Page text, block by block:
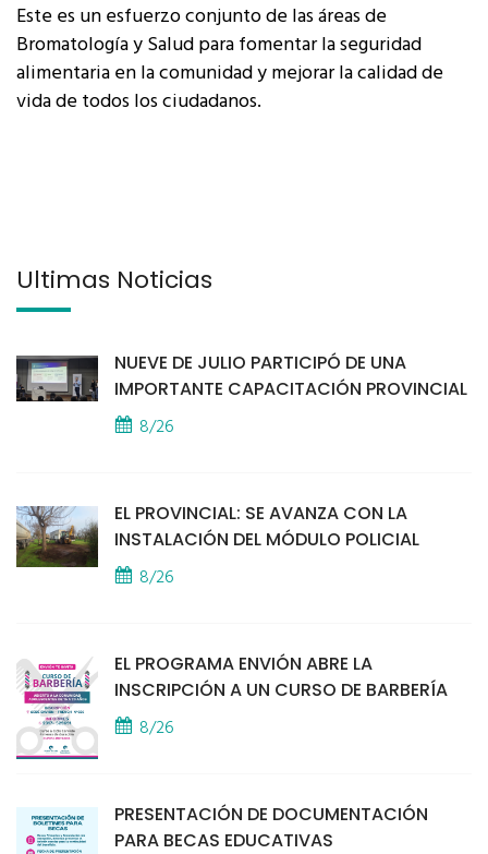
Este es un esfuerzo conjunto de las áreas de
Bromatología y Salud para fomentar la seguridad
alimentaria en la comunidad y mejorar la calidad de
vida de todos los ciudadanos.
Últimas Noticias
NUEVE DE JULIO PARTICIPÓ DE UNA
IMPORTANTE CAPACITACIÓN PROVINCIAL
8/26
EL PROVINCIAL: SE AVANZA CON LA
INSTALACIÓN DEL MÓDULO POLICIAL
8/26
EL PROGRAMA ENVIÓN ABRE LA
INSCRIPCIÓN A UN CURSO DE BARBERÍA
8/26
PRESENTACIÓN DE DOCUMENTACIÓN
PARA BECAS EDUCATIVAS